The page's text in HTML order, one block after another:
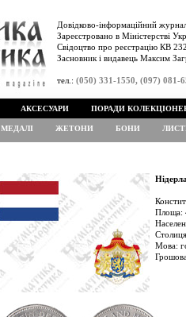
Довідково-інформаційний
Зареєстровано в Міністерстві
Свідоцтво про реєстрацію КВ
Засновник і видавець Максим
тел.: (050) 331-1550, (097) 081-
АКСЕСУАРИ ПОРАДИ
МЕДАЛІ ЖЕТОНИ БОНИ
Площа:
Мова: